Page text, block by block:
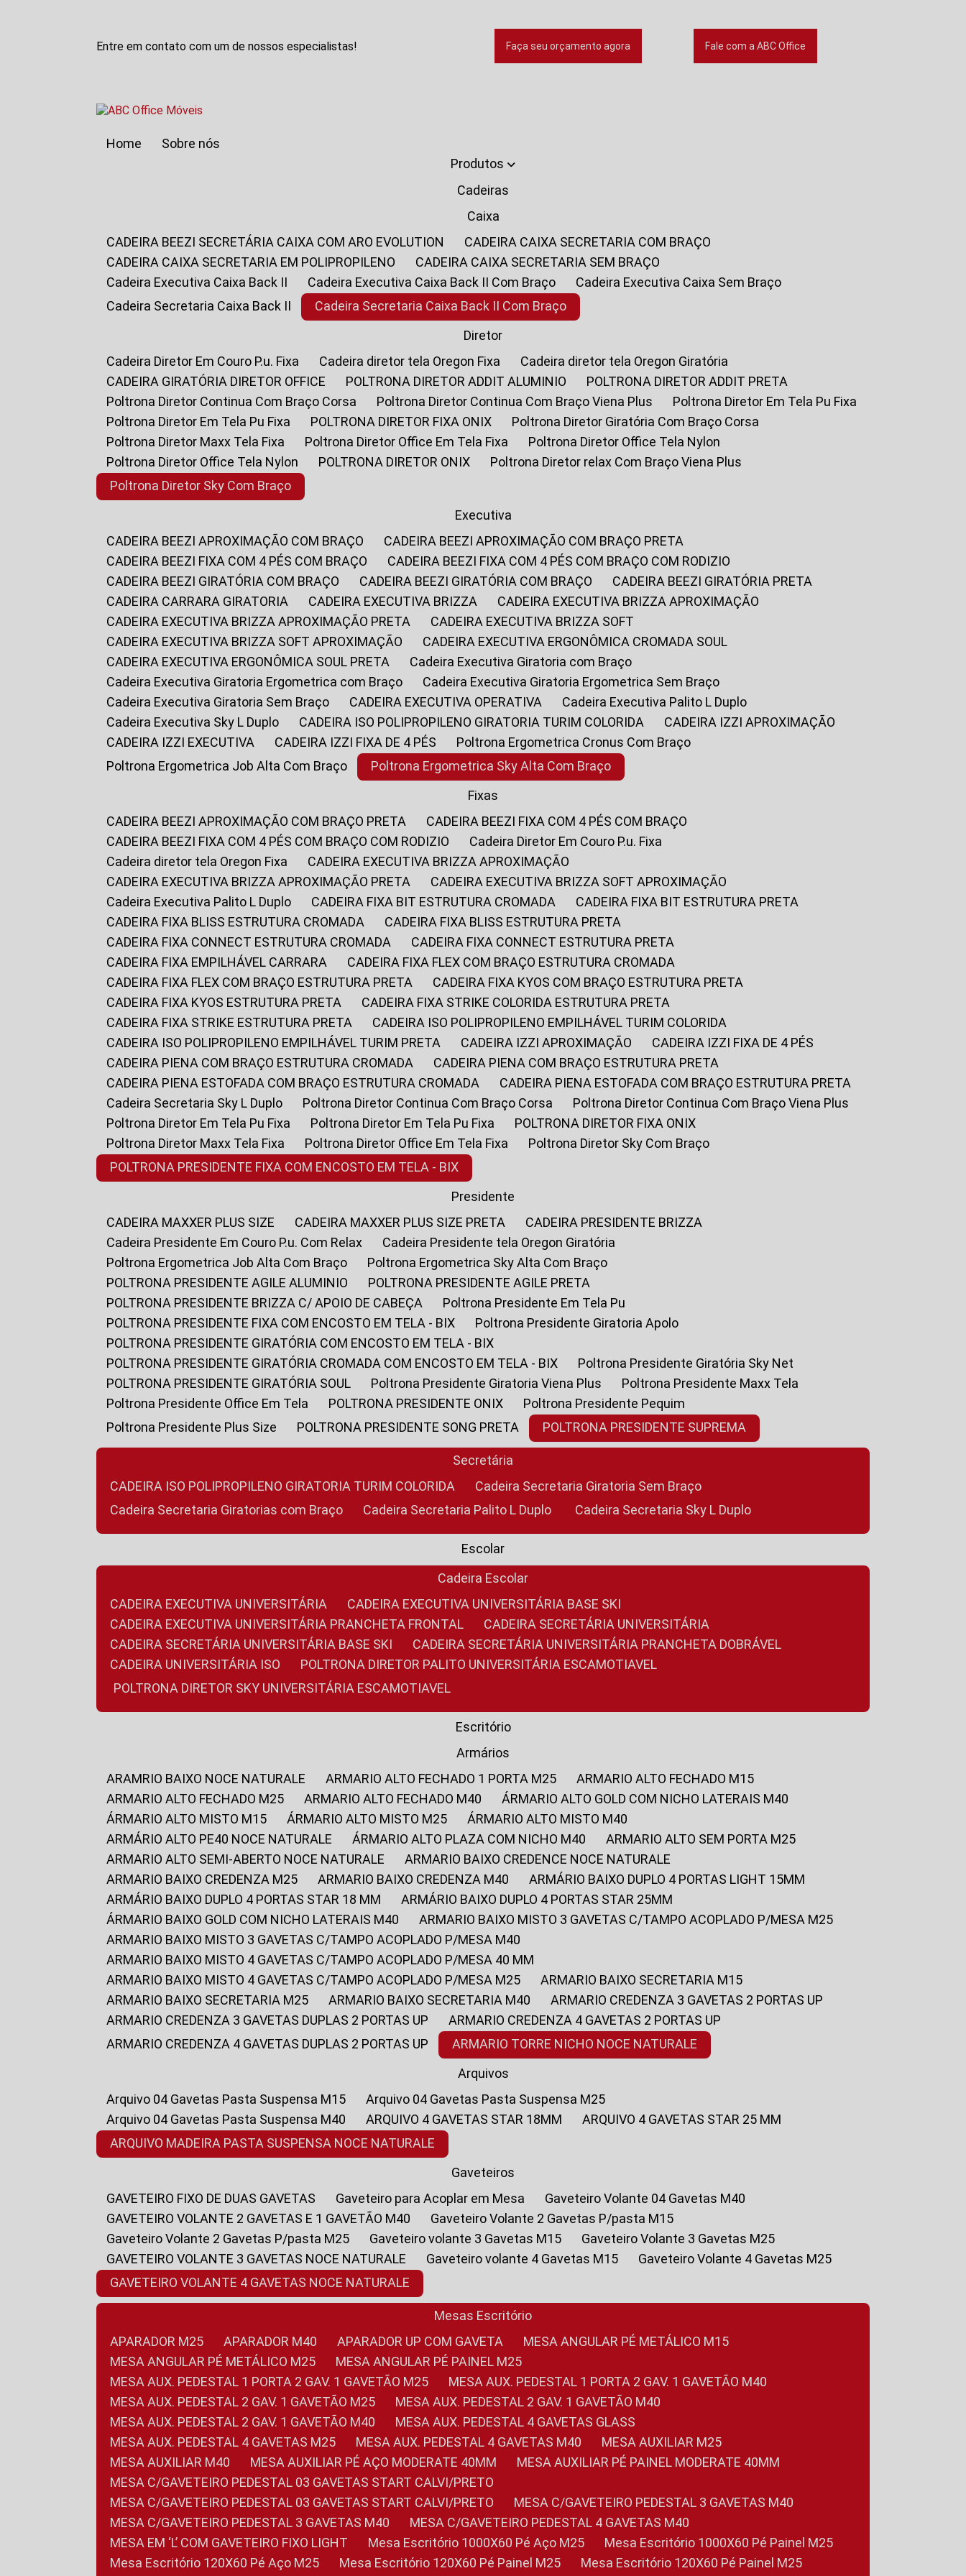
Entre em contato com um de nossos especialistas! Faça seu orçamento agora Fale com a ABC Office
Home
Sobre nós
Produtos
Cadeiras
Caixa
CADEIRA BEEZI SECRETÁRIA CAIXA COM ARO EVOLUTION
CADEIRA CAIXA SECRETARIA COM BRAÇO
CADEIRA CAIXA SECRETARIA EM POLIPROPILENO
CADEIRA CAIXA SECRETARIA SEM BRAÇO
Cadeira Executiva Caixa Back II
Cadeira Executiva Caixa Back II Com Braço
Cadeira Executiva Caixa Sem Braço
Cadeira Secretaria Caixa Back II
Cadeira Secretaria Caixa Back II Com Braço
Diretor
Cadeira Diretor Em Couro P.u. Fixa
Cadeira diretor tela Oregon Fixa
Cadeira diretor tela Oregon Giratória
CADEIRA GIRATÓRIA DIRETOR OFFICE
POLTRONA DIRETOR ADDIT ALUMINIO
POLTRONA DIRETOR ADDIT PRETA
Poltrona Diretor Continua Com Braço Corsa
Poltrona Diretor Continua Com Braço Viena Plus
Poltrona Diretor Em Tela Pu Fixa
Poltrona Diretor Em Tela Pu Fixa
POLTRONA DIRETOR FIXA ONIX
Poltrona Diretor Giratória Com Braço Corsa
Poltrona Diretor Maxx Tela Fixa
Poltrona Diretor Office Em Tela Fixa
Poltrona Diretor Office Tela Nylon
Poltrona Diretor Office Tela Nylon
POLTRONA DIRETOR ONIX
Poltrona Diretor relax Com Braço Viena Plus
Poltrona Diretor Sky Com Braço
Executiva
CADEIRA BEEZI APROXIMAÇÃO COM BRAÇO
CADEIRA BEEZI APROXIMAÇÃO COM BRAÇO PRETA
CADEIRA BEEZI FIXA COM 4 PÉS COM BRAÇO
CADEIRA BEEZI FIXA COM 4 PÉS COM BRAÇO COM RODIZIO
CADEIRA BEEZI GIRATÓRIA COM BRAÇO
CADEIRA BEEZI GIRATÓRIA COM BRAÇO
CADEIRA BEEZI GIRATÓRIA PRETA
CADEIRA CARRARA GIRATORIA
CADEIRA EXECUTIVA BRIZZA
CADEIRA EXECUTIVA BRIZZA APROXIMAÇÃO
CADEIRA EXECUTIVA BRIZZA APROXIMAÇÃO PRETA
CADEIRA EXECUTIVA BRIZZA SOFT
CADEIRA EXECUTIVA BRIZZA SOFT APROXIMAÇÃO
CADEIRA EXECUTIVA ERGONÔMICA CROMADA SOUL
CADEIRA EXECUTIVA ERGONÔMICA SOUL PRETA
Cadeira Executiva Giratoria com Braço
Cadeira Executiva Giratoria Ergometrica com Braço
Cadeira Executiva Giratoria Ergometrica Sem Braço
Cadeira Executiva Giratoria Sem Braço
CADEIRA EXECUTIVA OPERATIVA
Cadeira Executiva Palito L Duplo
Cadeira Executiva Sky L Duplo
CADEIRA ISO POLIPROPILENO GIRATORIA TURIM COLORIDA
CADEIRA IZZI APROXIMAÇÃO
CADEIRA IZZI EXECUTIVA
CADEIRA IZZI FIXA DE 4 PÉS
Poltrona Ergometrica Cronus Com Braço
Poltrona Ergometrica Job Alta Com Braço
Poltrona Ergometrica Sky Alta Com Braço
Fixas
CADEIRA BEEZI APROXIMAÇÃO COM BRAÇO PRETA
CADEIRA BEEZI FIXA COM 4 PÉS COM BRAÇO
CADEIRA BEEZI FIXA COM 4 PÉS COM BRAÇO COM RODIZIO
Cadeira Diretor Em Couro P.u. Fixa
Cadeira diretor tela Oregon Fixa
CADEIRA EXECUTIVA BRIZZA APROXIMAÇÃO
CADEIRA EXECUTIVA BRIZZA APROXIMAÇÃO PRETA
CADEIRA EXECUTIVA BRIZZA SOFT APROXIMAÇÃO
Cadeira Executiva Palito L Duplo
CADEIRA FIXA BIT ESTRUTURA CROMADA
CADEIRA FIXA BIT ESTRUTURA PRETA
CADEIRA FIXA BLISS ESTRUTURA CROMADA
CADEIRA FIXA BLISS ESTRUTURA PRETA
CADEIRA FIXA CONNECT ESTRUTURA CROMADA
CADEIRA FIXA CONNECT ESTRUTURA PRETA
CADEIRA FIXA EMPILHÁVEL CARRARA
CADEIRA FIXA FLEX COM BRAÇO ESTRUTURA CROMADA
CADEIRA FIXA FLEX COM BRAÇO ESTRUTURA PRETA
CADEIRA FIXA KYOS COM BRAÇO ESTRUTURA PRETA
CADEIRA FIXA KYOS ESTRUTURA PRETA
CADEIRA FIXA STRIKE COLORIDA ESTRUTURA PRETA
CADEIRA FIXA STRIKE ESTRUTURA PRETA
CADEIRA ISO POLIPROPILENO EMPILHÁVEL TURIM COLORIDA
CADEIRA ISO POLIPROPILENO EMPILHÁVEL TURIM PRETA
CADEIRA IZZI APROXIMAÇÃO
CADEIRA IZZI FIXA DE 4 PÉS
CADEIRA PIENA COM BRAÇO ESTRUTURA CROMADA
CADEIRA PIENA COM BRAÇO ESTRUTURA PRETA
CADEIRA PIENA ESTOFADA COM BRAÇO ESTRUTURA CROMADA
CADEIRA PIENA ESTOFADA COM BRAÇO ESTRUTURA PRETA
Cadeira Secretaria Sky L Duplo
Poltrona Diretor Continua Com Braço Corsa
Poltrona Diretor Continua Com Braço Viena Plus
Poltrona Diretor Em Tela Pu Fixa
Poltrona Diretor Em Tela Pu Fixa
POLTRONA DIRETOR FIXA ONIX
Poltrona Diretor Maxx Tela Fixa
Poltrona Diretor Office Em Tela Fixa
Poltrona Diretor Sky Com Braço
POLTRONA PRESIDENTE FIXA COM ENCOSTO EM TELA - BIX
Presidente
CADEIRA MAXXER PLUS SIZE
CADEIRA MAXXER PLUS SIZE PRETA
CADEIRA PRESIDENTE BRIZZA
Cadeira Presidente Em Couro P.u. Com Relax
Cadeira Presidente tela Oregon Giratória
Poltrona Ergometrica Job Alta Com Braço
Poltrona Ergometrica Sky Alta Com Braço
POLTRONA PRESIDENTE AGILE ALUMINIO
POLTRONA PRESIDENTE AGILE PRETA
POLTRONA PRESIDENTE BRIZZA C/ APOIO DE CABEÇA
Poltrona Presidente Em Tela Pu
POLTRONA PRESIDENTE FIXA COM ENCOSTO EM TELA - BIX
Poltrona Presidente Giratoria Apolo
POLTRONA PRESIDENTE GIRATÓRIA COM ENCOSTO EM TELA - BIX
POLTRONA PRESIDENTE GIRATÓRIA CROMADA COM ENCOSTO EM TELA - BIX
Poltrona Presidente Giratória Sky Net
POLTRONA PRESIDENTE GIRATÓRIA SOUL
Poltrona Presidente Giratoria Viena Plus
Poltrona Presidente Maxx Tela
Poltrona Presidente Office Em Tela
POLTRONA PRESIDENTE ONIX
Poltrona Presidente Pequim
Poltrona Presidente Plus Size
POLTRONA PRESIDENTE SONG PRETA POLTRONA PRESIDENTE SUPREMA
Secretária
CADEIRA ISO POLIPROPILENO GIRATORIA TURIM COLORIDA
Cadeira Secretaria Giratoria Sem Braço
Cadeira Secretaria Giratorias com Braço
Cadeira Secretaria Palito L Duplo Cadeira Secretaria Sky L Duplo
Escolar
Cadeira Escolar
CADEIRA EXECUTIVA UNIVERSITÁRIA
CADEIRA EXECUTIVA UNIVERSITÁRIA BASE SKI
CADEIRA EXECUTIVA UNIVERSITÁRIA PRANCHETA FRONTAL
CADEIRA SECRETÁRIA UNIVERSITÁRIA
CADEIRA SECRETÁRIA UNIVERSITÁRIA BASE SKI
CADEIRA SECRETÁRIA UNIVERSITÁRIA PRANCHETA DOBRÁVEL
CADEIRA UNIVERSITÁRIA ISO
POLTRONA DIRETOR PALITO UNIVERSITÁRIA ESCAMOTIAVEL
POLTRONA DIRETOR SKY UNIVERSITÁRIA ESCAMOTIAVEL
Escritório
Armários
ARAMRIO BAIXO NOCE NATURALE
ARMARIO ALTO FECHADO 1 PORTA M25
ARMARIO ALTO FECHADO M15
ARMARIO ALTO FECHADO M25
ARMARIO ALTO FECHADO M40
ÁRMARIO ALTO GOLD COM NICHO LATERAIS M40
ÁRMARIO ALTO MISTO M15
ÁRMARIO ALTO MISTO M25
ÁRMARIO ALTO MISTO M40
ARMÁRIO ALTO PE40 NOCE NATURALE
ÁRMARIO ALTO PLAZA COM NICHO M40
ARMARIO ALTO SEM PORTA M25
ARMARIO ALTO SEMI-ABERTO NOCE NATURALE
ARMARIO BAIXO CREDENCE NOCE NATURALE
ARMARIO BAIXO CREDENZA M25
ARMARIO BAIXO CREDENZA M40
ARMÁRIO BAIXO DUPLO 4 PORTAS LIGHT 15MM
ARMÁRIO BAIXO DUPLO 4 PORTAS STAR 18 MM
ARMÁRIO BAIXO DUPLO 4 PORTAS STAR 25MM
ÁRMARIO BAIXO GOLD COM NICHO LATERAIS M40
ARMARIO BAIXO MISTO 3 GAVETAS C/TAMPO ACOPLADO P/MESA M25
ARMARIO BAIXO MISTO 3 GAVETAS C/TAMPO ACOPLADO P/MESA M40
ARMARIO BAIXO MISTO 4 GAVETAS C/TAMPO ACOPLADO P/MESA 40 MM
ARMARIO BAIXO MISTO 4 GAVETAS C/TAMPO ACOPLADO P/MESA M25
ARMARIO BAIXO SECRETARIA M15
ARMARIO BAIXO SECRETARIA M25
ARMARIO BAIXO SECRETARIA M40
ARMARIO CREDENZA 3 GAVETAS 2 PORTAS UP
ARMARIO CREDENZA 3 GAVETAS DUPLAS 2 PORTAS UP
ARMARIO CREDENZA 4 GAVETAS 2 PORTAS UP
ARMARIO CREDENZA 4 GAVETAS DUPLAS 2 PORTAS UP
ARMARIO TORRE NICHO NOCE NATURALE
Arquivos
Arquivo 04 Gavetas Pasta Suspensa M15
Arquivo 04 Gavetas Pasta Suspensa M25
Arquivo 04 Gavetas Pasta Suspensa M40
ARQUIVO 4 GAVETAS STAR 18MM
ARQUIVO 4 GAVETAS STAR 25 MM
ARQUIVO MADEIRA PASTA SUSPENSA NOCE NATURALE
Gaveteiros
GAVETEIRO FIXO DE DUAS GAVETAS
Gaveteiro para Acoplar em Mesa
Gaveteiro Volante 04 Gavetas M40
GAVETEIRO VOLANTE 2 GAVETAS E 1 GAVETÃO M40
Gaveteiro Volante 2 Gavetas P/pasta M15
Gaveteiro Volante 2 Gavetas P/pasta M25
Gaveteiro volante 3 Gavetas M15
Gaveteiro Volante 3 Gavetas M25
GAVETEIRO VOLANTE 3 GAVETAS NOCE NATURALE
Gaveteiro volante 4 Gavetas M15
Gaveteiro Volante 4 Gavetas M25
GAVETEIRO VOLANTE 4 GAVETAS NOCE NATURALE
Mesas Escritório
APARADOR M25
APARADOR M40 APARADOR UP COM GAVETA
MESA ANGULAR PÉ METÁLICO M15
MESA ANGULAR PÉ METÁLICO M25
MESA ANGULAR PÉ PAINEL M25
MESA AUX. PEDESTAL 1 PORTA 2 GAV. 1 GAVETÃO M25
MESA AUX. PEDESTAL 1 PORTA 2 GAV. 1 GAVETÃO M40
MESA AUX. PEDESTAL 2 GAV. 1 GAVETÃO M25
MESA AUX. PEDESTAL 2 GAV. 1 GAVETÃO M40
MESA AUX. PEDESTAL 2 GAV. 1 GAVETÃO M40
MESA AUX. PEDESTAL 4 GAVETAS GLASS
MESA AUX. PEDESTAL 4 GAVETAS M25
MESA AUX. PEDESTAL 4 GAVETAS M40
MESA AUXILIAR M25
MESA AUXILIAR M40
MESA AUXILIAR PÉ AÇO MODERATE 40MM
MESA AUXILIAR PÉ PAINEL MODERATE 40MM
MESA C/GAVETEIRO PEDESTAL 03 GAVETAS START CALVI/PRETO
MESA C/GAVETEIRO PEDESTAL 03 GAVETAS START CALVI/PRETO
MESA C/GAVETEIRO PEDESTAL 3 GAVETAS M40
MESA C/GAVETEIRO PEDESTAL 3 GAVETAS M40
MESA C/GAVETEIRO PEDESTAL 4 GAVETAS M40
MESA EM ‘L’ COM GAVETEIRO FIXO LIGHT
Mesa Escritório 1000X60 Pé Aço M25
Mesa Escritório 1000X60 Pé Painel M25
Mesa Escritório 120X60 Pé Aço M25
Mesa Escritório 120X60 Pé Painel M25
Mesa Escritório 120X60 Pé Painel M25